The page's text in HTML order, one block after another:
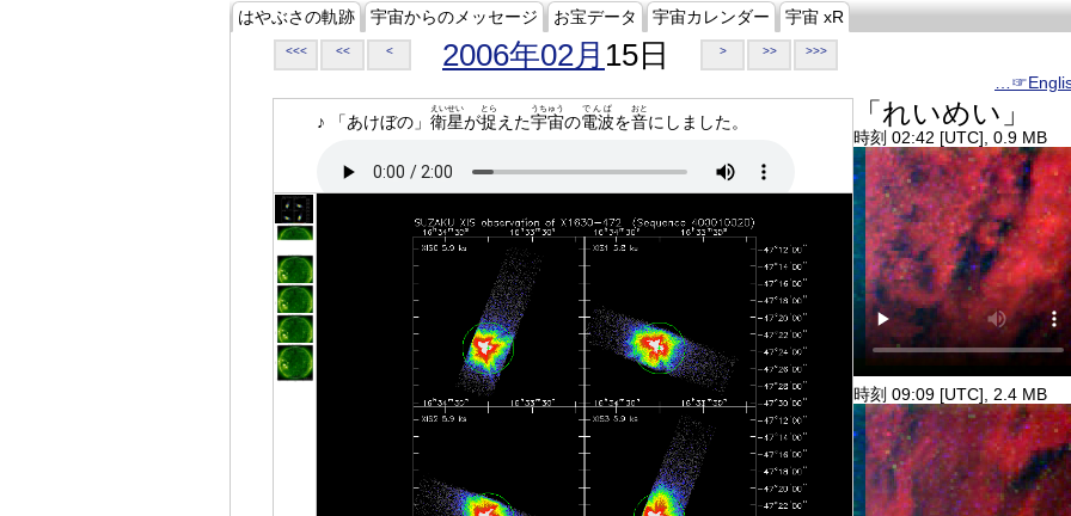
はやぶさの軌跡 宇宙からのメッセージ お宝データ 宇宙カレンダー 宇宙 xR
<<< << < 2006年02月 15日 > >> >>>
♪ 「あけぼの」 衛星
えいせい
が捉
とら
えた宇宙
うちゅう
の電波
でんぱ
を音
おと
にしました。 「れいめい」
時刻 02:42 [UTC], 0.9 MB
時刻 09:09 [UTC], 2.4 MB